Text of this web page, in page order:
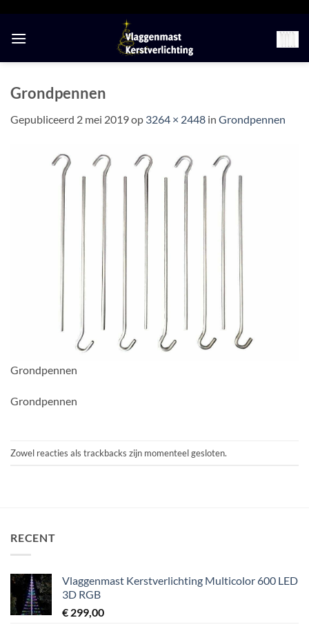
inhoud
Grondpennen
Gepubliceerd 2 mei 2019op 3264 × 2448 in Grondpennen
Grondpennen
Grondpennen
Zowel reacties als trackbacks zijn momenteel gesloten.
RECENT
Vlaggenmast Kerstverlichting Multicolor 600 LED
3D RGB
€ 299,00